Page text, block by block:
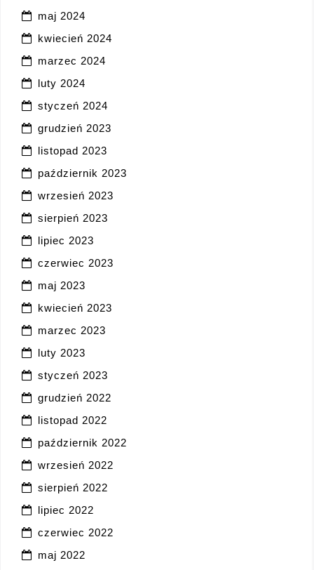
maj 2024
kwiecień 2024
marzec 2024
luty 2024
styczeń 2024
grudzień 2023
listopad 2023
październik 2023
wrzesień 2023
sierpień 2023
lipiec 2023
czerwiec 2023
maj 2023
kwiecień 2023
marzec 2023
luty 2023
styczeń 2023
grudzień 2022
listopad 2022
październik 2022
wrzesień 2022
sierpień 2022
lipiec 2022
czerwiec 2022
maj 2022